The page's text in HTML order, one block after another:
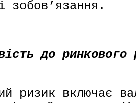
зобов’язання.
до ринкового
ризик включає